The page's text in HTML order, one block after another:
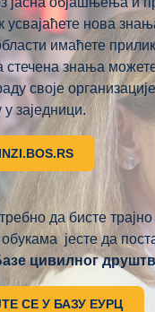
усвајаћете нова
имаћете
стечена знања
своје
заједници.
да бисте
јесте да
цивилног
СЕ У БАЗУ ЕУРЦ